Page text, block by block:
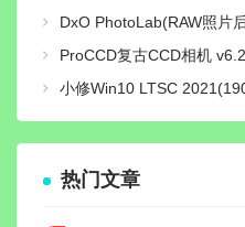
DxO PhotoLab(RAW照片后期处
ProCCD复古CCD相机 v6.2.0-
小修Win10 LTSC
热门文章